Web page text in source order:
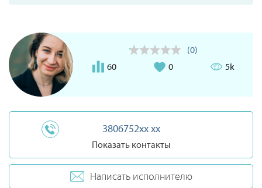
(0)
60
0 5k
3806752xx xx
Показать контакты
Написать исполнителю